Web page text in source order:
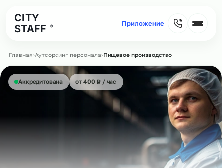
CITY
STAFF
®
Главная›Аутсорсинг персонала›Пищевое производство
Аккредитована от 400 ₽
Р/ час